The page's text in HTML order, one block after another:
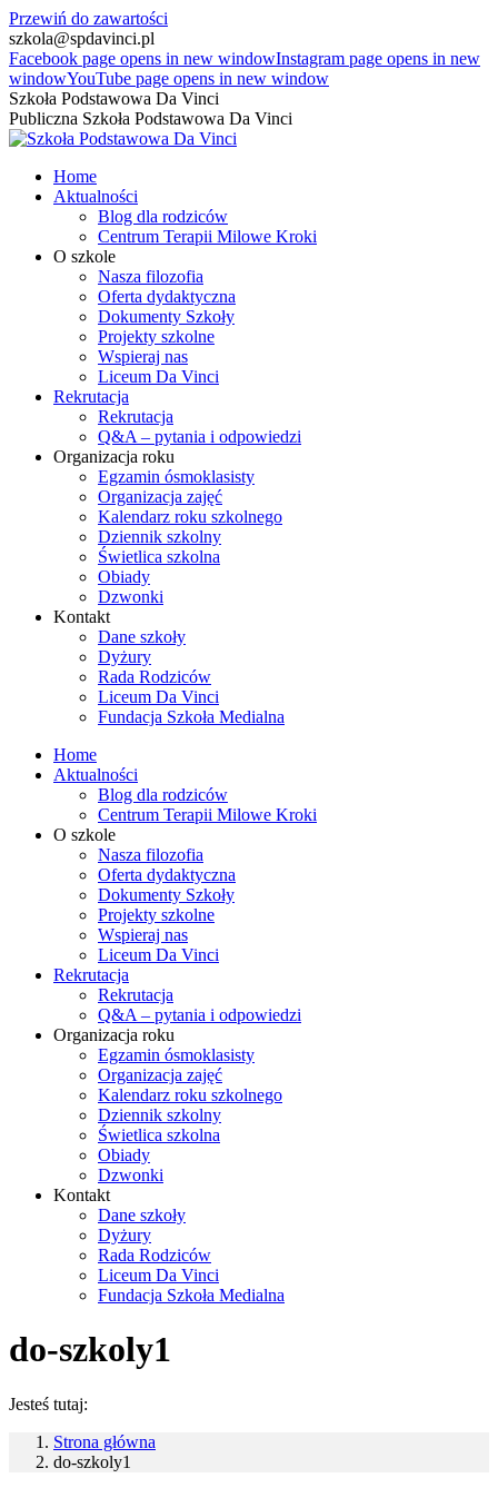
Przewiń do zawartości
szkola@spdavinci.pl
Facebook page opens in new windowInstagram page opens in new
windowYouTube page opens in new window
Szkoła Podstawowa Da Vinci
Publiczna Szkoła Podstawowa Da Vinci
Home
Aktualności
Blog dla rodziców
Centrum Terapii Milowe Kroki
O szkole
Nasza filozofia
Oferta dydaktyczna
Dokumenty Szkoły
Projekty szkolne
Wspieraj nas
Liceum Da Vinci
Rekrutacja
Rekrutacja
Q&A – pytania i odpowiedzi
Organizacja roku
Egzamin ósmoklasisty
Organizacja zajęć
Kalendarz roku szkolnego
Dziennik szkolny
Świetlica szkolna
Obiady
Dzwonki
Kontakt
Dane szkoły
Dyżury
Rada Rodziców
Liceum Da Vinci
Fundacja Szkoła Medialna
Home
Aktualności
Blog dla rodziców
Centrum Terapii Milowe Kroki
O szkole
Nasza filozofia
Oferta dydaktyczna
Dokumenty Szkoły
Projekty szkolne
Wspieraj nas
Liceum Da Vinci
Rekrutacja
Rekrutacja
Q&A – pytania i odpowiedzi
Organizacja roku
Egzamin ósmoklasisty
Organizacja zajęć
Kalendarz roku szkolnego
Dziennik szkolny
Świetlica szkolna
Obiady
Dzwonki
Kontakt
Dane szkoły
Dyżury
Rada Rodziców
Liceum Da Vinci
Fundacja Szkoła Medialna
do-szkoly1
Jesteś tutaj:
Strona główna
do-szkoly1